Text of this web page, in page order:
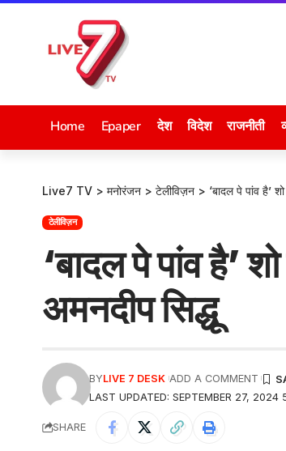
Home Epaper देश विदेश राजनीती
Live7 TV > मनोरंजन > टेलीविज़न > ‘बादल पे पांव है’
टेलीविज़न
‘बादल पे पांव है’
अमनदीप सिद्धू
LAST UPDATED: SEPTEMBER 27, 2024
BYLIVE 7 DESK ADD A COMMENT
SHARE